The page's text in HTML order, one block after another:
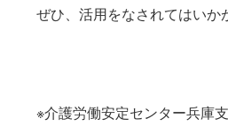
ぜひ、活用をなされてはいか
※介護労働安定センター兵庫